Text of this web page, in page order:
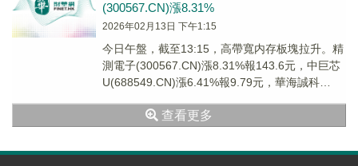
(300567.CN)漲8.31%
2026年02月13日 下午1:15
今日午盤，截至13:15，高帶寬内存板塊拉升。精
測電子(300567.CN)漲8.31%報143.6元，中巨芯
U(688549.CN)漲6.41%報9.79元，華海誠科
查看更多